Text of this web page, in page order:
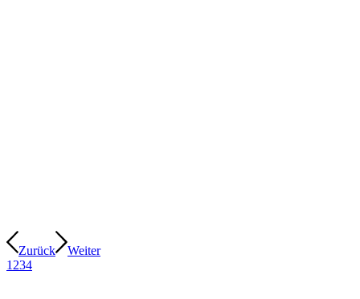
Zurück
Weiter
1 234